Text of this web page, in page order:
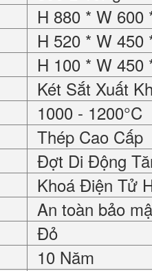
H 880 * W 600
H 520 * W 450
H 100 * W 450
Két Sắt Xuất
1000 - 1200°C
Thép Cao Cấp
Đợt Di Động
Khoá Điện Tử
An toàn bảo
Đỏ
10 Năm